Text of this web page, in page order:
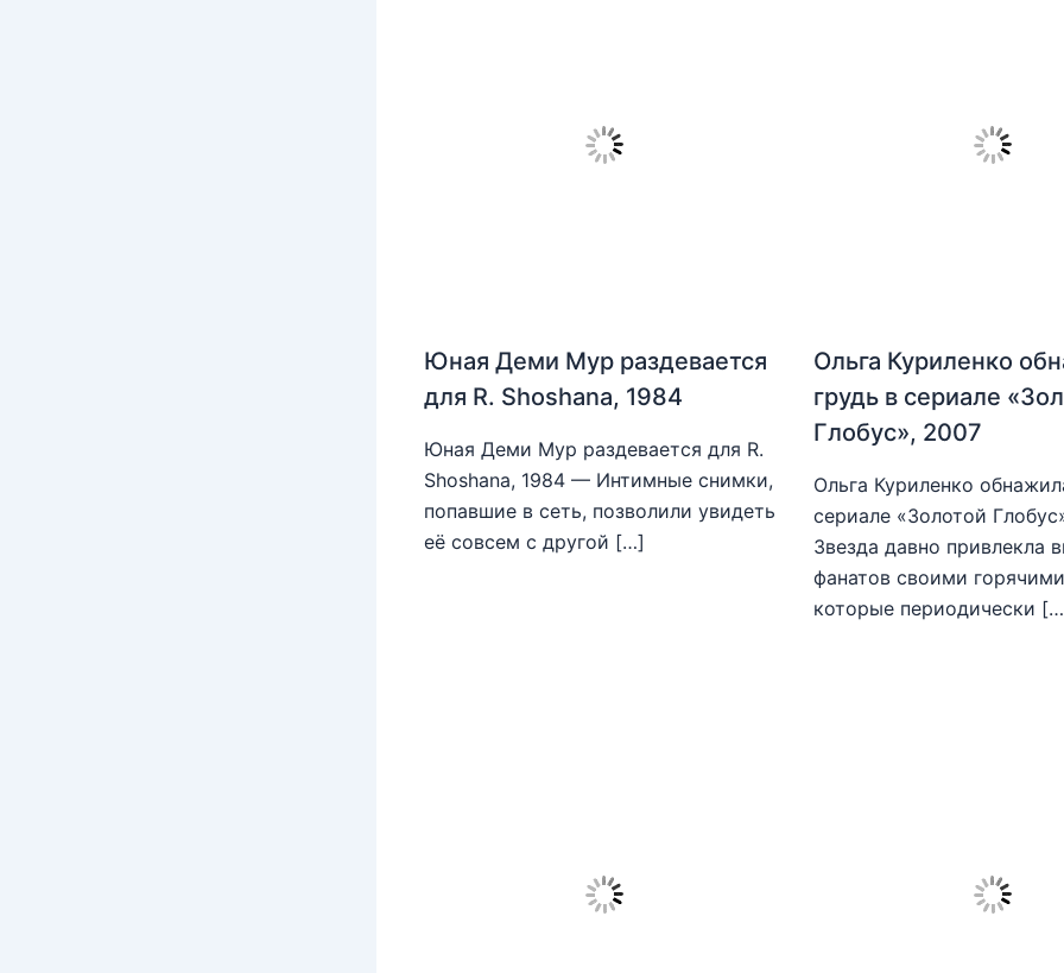
Юная Деми Мур раздевается
для R. Shoshana, 1984
Юная Деми Мур раздевается для R.
Shoshana, 1984 — Интимные снимки,
попавшие в сеть, позволили увидеть
её совсем с другой […]
Ольга Куриленко
грудь в сериале
Глобус», 2007
Ольга Куриленко
сериале «Золотой
Звезда давно привлекла
фанатов своими
которые периодически